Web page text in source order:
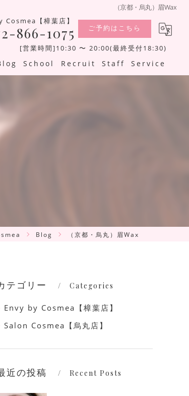
（京都・烏丸）眉Wax
Cosmea【樟葉店】
866-1075 ご予約はこちら
[営業時間]10:30 〜 20:00(最終受付18:30)
School Recruit Staff Service
Blog （京都・烏丸）眉Wax
テゴリー Categories
Envy by Cosmea【樟葉店】
Salon Cosmea【烏丸店】
近の投稿 Recent Posts